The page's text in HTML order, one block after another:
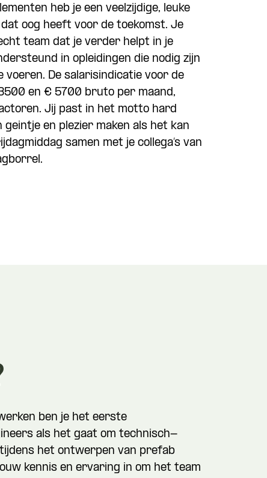
heb je een veelzijdige, leuke
oog heeft voor de toekomst. Je
team dat je verder helpt in je
in opleidingen die nodig zijn
De salarisindicatie voor de
en € 5700 bruto per maand,
Jij past in het motto hard
en plezier maken als het kan
samen met je collega’s van
ben je het eerste
als het gaat om technisch-
het ontwerpen van prefab
kennis en ervaring in om het team